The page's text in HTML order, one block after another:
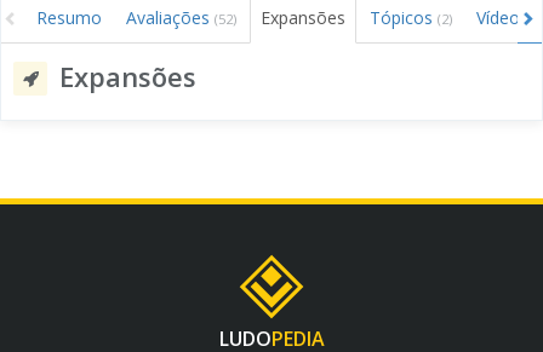
Resumo Avaliações (52) Expansões Tópicos (2) Vídeos
Expansões
LUDOPEDIA